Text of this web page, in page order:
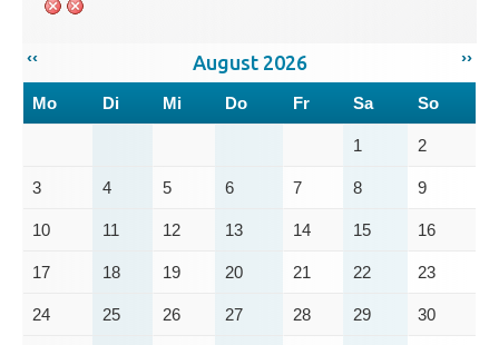
‹‹ ››
August 2026
Mo Di Mi Do Fr Sa So
1 2
3 4 5 6 7 8 9
10 11 12 13 14 15 16
17 18 19 20 21 22 23
24 25 26 27 28 29 30